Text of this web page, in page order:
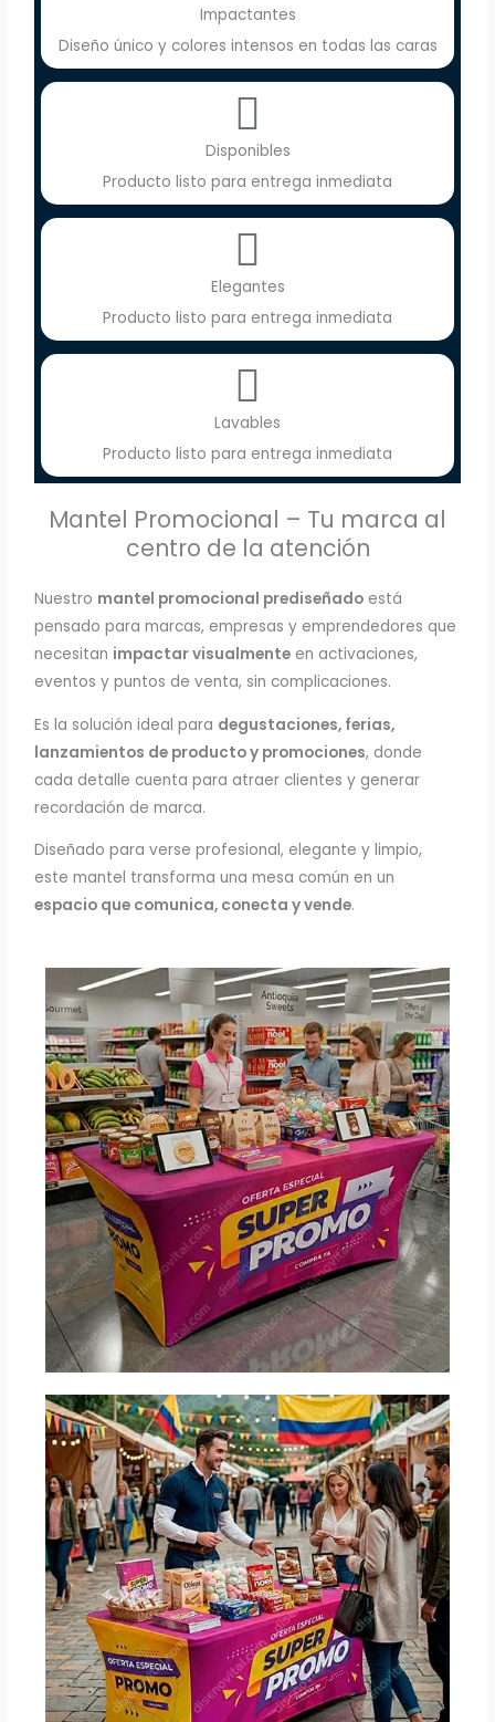
Impactantes
Diseño único y colores intensos en todas las caras
Disponibles
Producto listo para entrega inmediata
Elegantes
Producto listo para entrega inmediata
Lavables
Producto listo para entrega inmediata
Mantel Promocional – Tu marca al
centro de la atención
Nuestro mantel promocional prediseñado está
pensado para marcas, empresas y emprendedores que
necesitan impactar visualmente en activaciones,
eventos y puntos de venta, sin complicaciones.
Es la solución ideal para degustaciones, ferias,
lanzamientos de producto y promociones, donde
cada detalle cuenta para atraer clientes y generar
recordación de marca.
Diseñado para verse profesional, elegante y limpio,
este mantel transforma una mesa común en un
espacio que comunica, conecta y vende.